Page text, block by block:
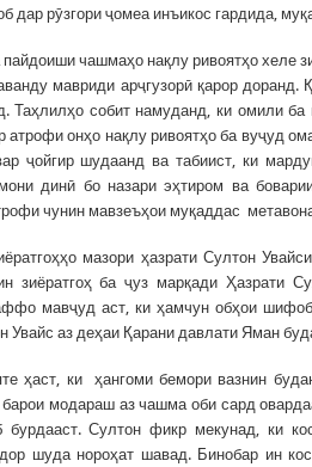
дар рӯзгори ҷомеа инъикос гардида,
пайдоиши чашмаҳо нақлу ривоятҳо хеле
мавриди арҷгузорӣ қарор доранд.
Таҳлилҳо собит намуданд, ки омили
атрофи онҳо нақлу ривоятҳо ба вуҷуд
ҷойгир шудаанд ва табиист, ки
динӣ бо назари эҳтиром ва
чунин мавзеъҳои муқаддас
мазори ҳазрати Султон
зиёратгоҳ ба ҷуз марқади Ҳазрати
мавҷуд аст, ки ҳамчун обҳои
Увайс аз деҳаи Қарани давлати Яман
ҳаст, ки ҳангоми бемори вазнин
модараш аз чашма оби сард
бурдааст. Султон фикр мекунад, ки
шуда нороҳат шавад. Бинобар ин